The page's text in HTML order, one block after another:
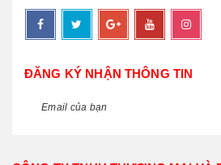
ĐĂNG KÝ NHẬN THÔNG TIN